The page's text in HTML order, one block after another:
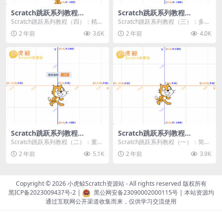
Scratch跳跃系列教程
（四）：精准着陆
Scratch跳跃系列教程（四）：精准
着陆 作者：小虎鲸Scratch资源站
... 2 年前 3.6K
Scratch跳跃系列教程
（三）：多段跳跃
Scratch跳跃系列教程（三）：多段
跳跃 作者：小虎鲸Scratch资源站
连...2 年前 4.0K
Scratch跳跃系列教程
（二）：重力跳跃
Scratch跳跃系列教程（二）：重力
跳跃 作者：小虎鲸Scratch资源站
按...2 年前 5.1K
Scratch跳跃系列教程
（一）：简单跳跃
Scratch跳跃系列教程（一）：简单
跳跃 作者：小虎鲸Scratch资源站
按...2 年前 3.9K
Copyright © 2026小虎鲸Scratch资源站- All rights reserved 版权所有
黑ICP备2023009437号-2| 黑公网安备23090002000115号| 本站资源均
通过互联网公开渠道收集而来，仅供学习交流使用